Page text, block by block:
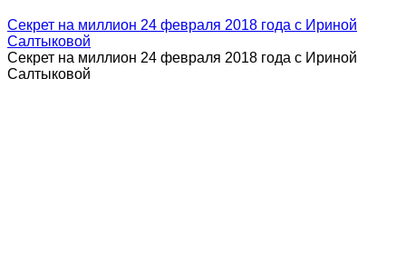
Секрет на миллион 24 февраля 2018 года с Ириной
Салтыковой
Секрет на миллион 24 февраля 2018 года с Ириной
Салтыковой